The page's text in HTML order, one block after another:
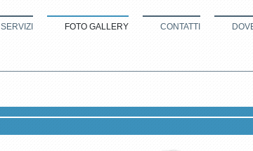
SERVIZI FOTO GALLERY CONTATTI